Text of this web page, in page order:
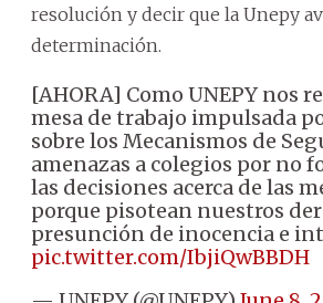
resolución y decir que la Unepy
determinación.
[AHORA] Como UNEPY nos
mesa de trabajo impulsada
sobre los Mecanismos de
amenazas a colegios por no
las decisiones acerca de las
porque pisotean nuestros
presunción de inocencia e
pic.twitter.com/IbjiQwBBDH